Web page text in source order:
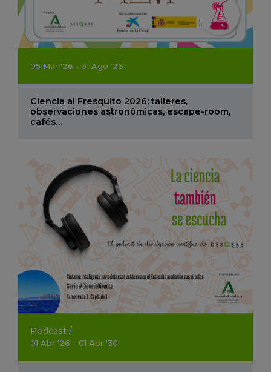
05 Mar '26 - 31 Ago '26
Ciencia al Fresquito 2026: talleres,
observaciones astronómicas, escape-room,
cafés…
Podcast /
01 Abr '26 - 01 Abr '30